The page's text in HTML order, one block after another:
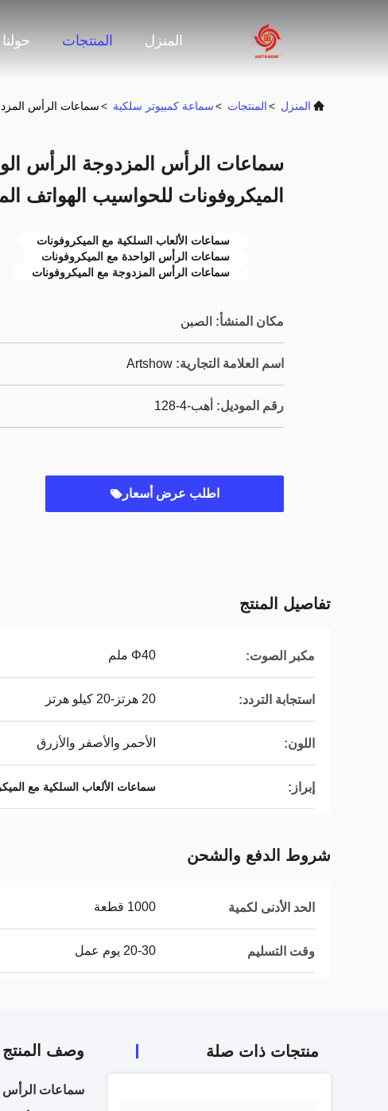
المنزل المنتجات حولنا
المنزل >المنتجات >سماعة كمبيوتر سلكية >سماعات الرأس
سماعات الرأس المزدوجة الرأس
الميكروفونات للحواسيب الهواتف
سماعات الألعاب السلكية مع الميكروفونات
سماعات الرأس الواحدة مع الميكروفونات
سماعات الرأس المزدوجة مع الميكروفونات
مكان المنشأ: الصين
اسم العلامة التجارية: Artshow
رقم الموديل: أهب-4-128
اطلب عرض أسعار
تفاصيل المنتج
مكبر الصوت: Φ40 ملم
استجابة التردد: 20 هرتز-20 كيلو هرتز
اللون: الأحمر والأصفر والأزرق
إبراز: سماعات الألعاب السلكية مع
شروط الدفع والشحن
الحد الأدنى لكمية 1000 قطعة
وقت التسليم 20-30 يوم عمل
منتجات ذات صلة وصف المنتج
سماعات الرأس